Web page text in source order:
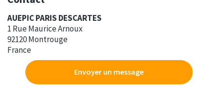
AUEPIC PARIS DESCARTES
1 Rue Maurice Arnoux
92120 Montrouge
France
Envoyer un message